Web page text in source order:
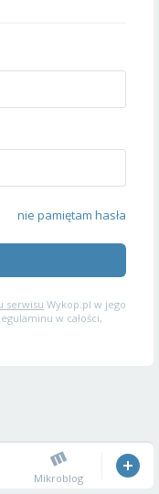
nie pamiętam hasła
serwisu Wykop.pl w jego
w całości,
Mikroblog